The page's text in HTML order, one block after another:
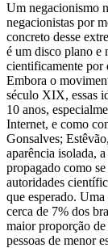
Um negacionismo
negacionistas por
concreto desse
é um disco plano e
cientificamente por
Embora o
século XIX, essas
10 anos,
Internet, e como
Gonsalves;
aparência isolada,
propagado como
autoridades
que esperado.
cerca de 7% dos
maior proporção de
pessoas de menor